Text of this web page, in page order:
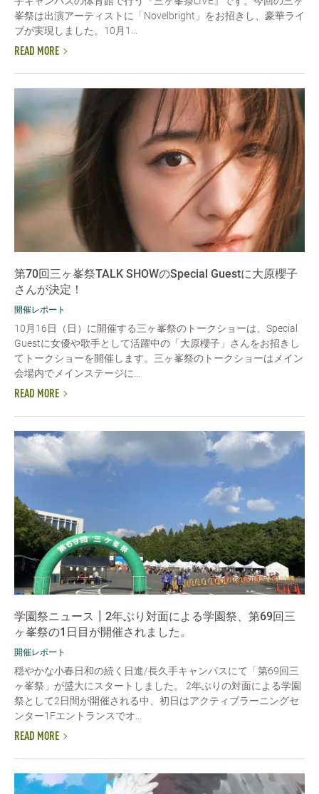
峯祭は出演アーティストに「Novelbright」をお招きし、豪華ライ
ブが実現しました。10月1...
READ MORE
第70回三ヶ峯祭TALK SHOWのSpecial Guestに大原櫻子
さんが決定！
開催レポート
10月16日（日）に開催する三ヶ峯祭のトークショーは、Special
Guestに女優や歌手として活躍中の「大原櫻子」さんをお招きし
てトークショーを開催します。三ヶ峯祭のトークショーはメイン
会場内でメインステージに...
READ MORE
学園祭ニュース┃2年ぶり対面による学園祭、第69回三
ヶ峯祭の1日目が開催されました。
開催レポート
穏やかな小春日和の続く日進/長久手キャンパスにて「第69回三
ヶ峯祭」が盛大にスタートしました。 2年ぶりの対面による学園
祭として2日間が開催される中、初日はアクティブラーニングセ
ンター1Fエントランスでオ...
READ MORE